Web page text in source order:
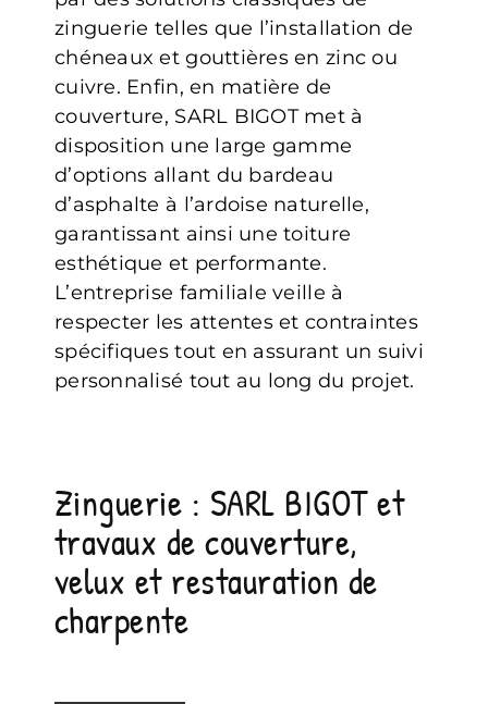
zinguerie telles que l’installation de
chéneaux et gouttières en zinc ou
cuivre. Enfin, en matière de
couverture, SARL BIGOT met à
disposition une large gamme
d’options allant du bardeau
d’asphalte à l’ardoise naturelle,
garantissant ainsi une toiture
esthétique et performante.
L’entreprise familiale veille à
respecter les attentes et contraintes
spécifiques tout en assurant un suivi
personnalisé tout au long du projet.
Zinguerie : SARL BIGOT et
travaux de couverture,
velux et restauration de
charpente